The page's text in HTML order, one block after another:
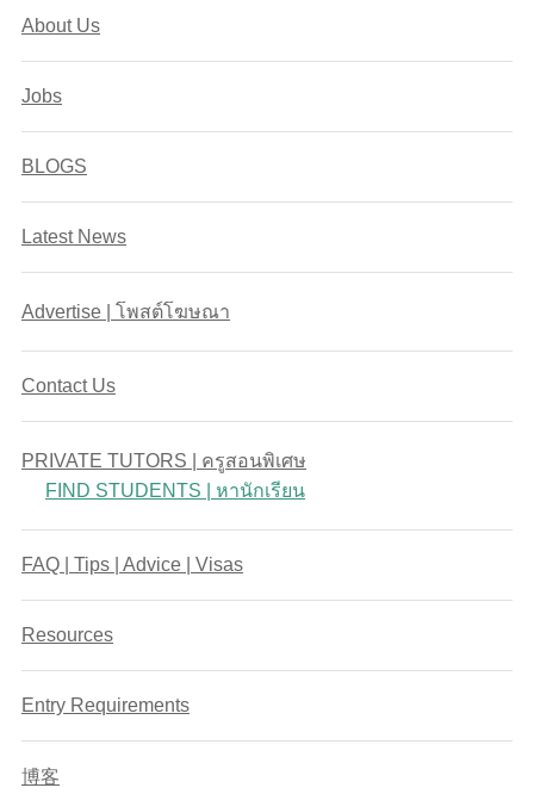
About Us
Jobs
BLOGS
Latest News
Advertise | โพสต์โฆษณา
Contact Us
PRIVATE TUTORS | ครูสอนพิเศษ
FIND STUDENTS | หานักเรียน
FAQ | Tips | Advice | Visas
Resources
Entry Requirements
博客